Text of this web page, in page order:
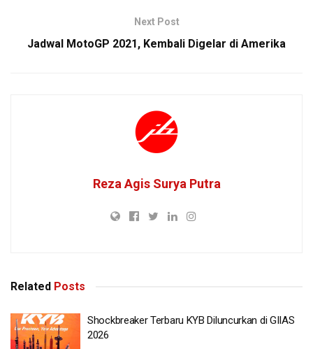
Next Post
Jadwal MotoGP 2021, Kembali Digelar di Amerika
Reza Agis Surya Putra
Related Posts
Shockbreaker Terbaru KYB Diluncurkan di GIIAS
2026